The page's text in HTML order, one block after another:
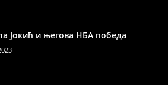
Јокић и његова НБА победа